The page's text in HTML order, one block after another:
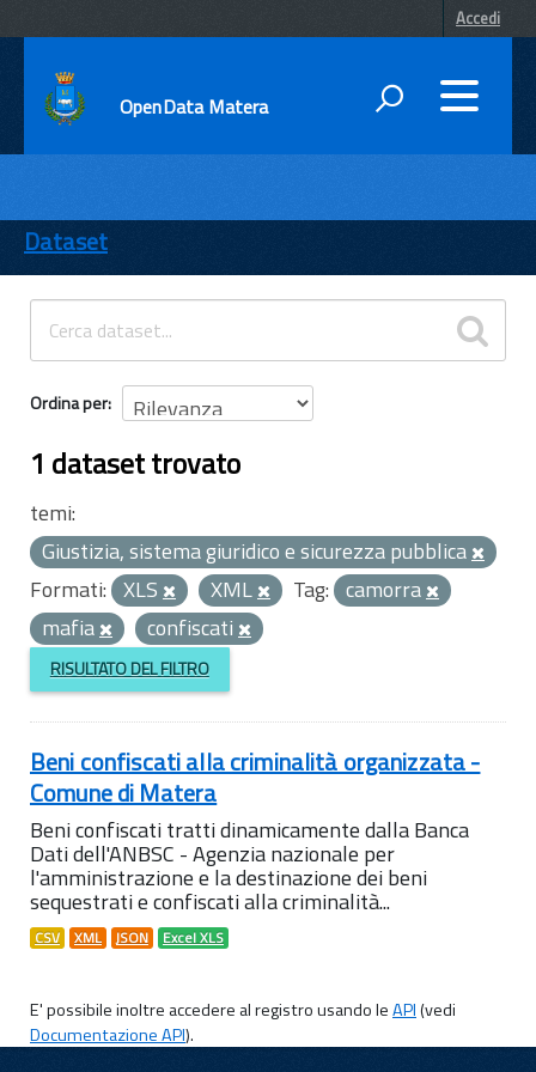
Accedi
OpenData Matera
ENTI
TEMI
INFORMAZIONI
Dataset
Ordina per
1 dataset trovato
temi:
Giustizia, sistema giuridico e sicurezza pubblica
Formati: XLS XML Tag: camorra
mafia
confiscati
RISULTATO DEL FILTRO
Beni confiscati alla criminalità organizzata -
Comune di Matera
Beni confiscati tratti dinamicamente dalla Banca
Dati dell'ANBSC - Agenzia nazionale per
l'amministrazione e la destinazione dei beni
sequestrati e confiscati alla criminalità...
CSV XML JSON Excel XLS
E' possibile inoltre accedere al registro usando leAPI(vedi
Documentazione API).